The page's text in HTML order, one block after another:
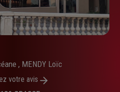
, MENDY Loïc
votre avis